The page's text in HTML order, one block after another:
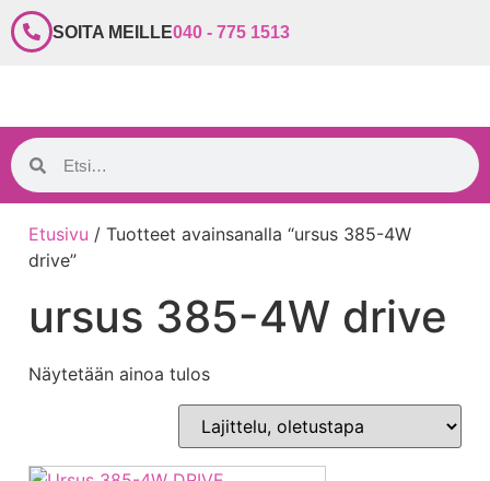
SOITA MEILLE040 - 775 1513
Etusivu / Tuotteet avainsanalla “ursus 385-4W
drive”
ursus 385-4W drive
Näytetään ainoa tulos